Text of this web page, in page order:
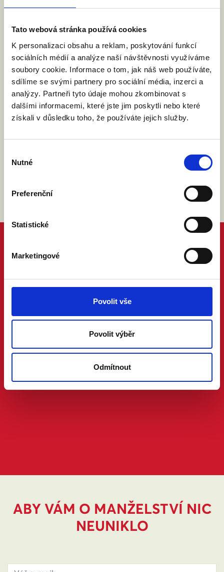
Tato webová stránka používá cookies
K personalizaci obsahu a reklam, poskytování funkcí
sociálních médií a analýze naší návštěvnosti využíváme
soubory cookie. Informace o tom, jak náš web používáte,
sdílíme se svými partnery pro sociální média, inzerci a
analýzy. Partneři tyto údaje mohou zkombinovat s
dalšími informacemi, které jste jim poskytli nebo které
získali v důsledku toho, že používáte jejich služby.
souhlasu
Nutné
Preferenční
Statistické
Marketingové
Povolit vše
Povolit výběr
Odmítnout
Po filmu probíhá debata.
Web místa konání.
Událost na facebooku
ABY VÁM O MANŽELSTVÍ NIC
NEUNIKLO